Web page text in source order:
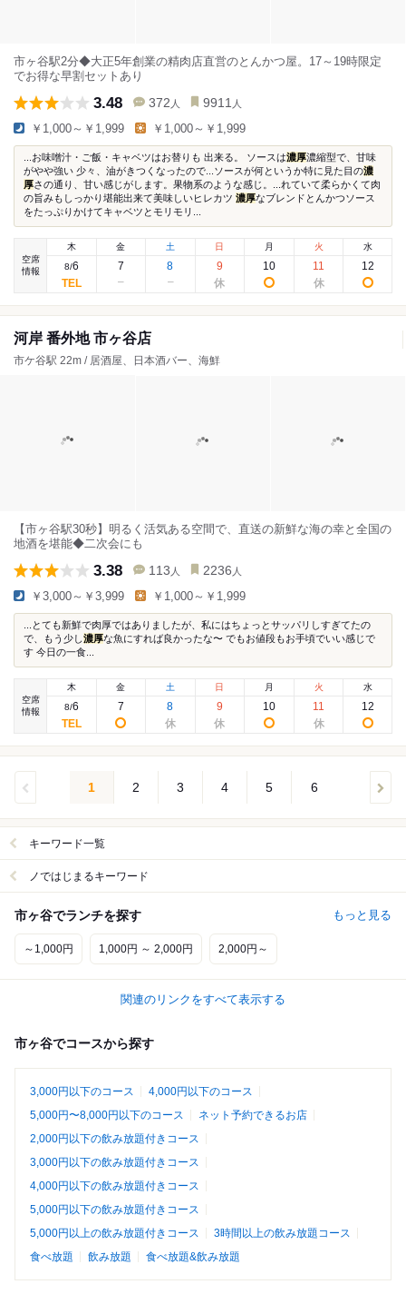
市ヶ谷駅2分◆大正5年創業の精肉店直営のとんかつ屋。17～19時限定
でお得な早割セットあり
3.48 372 人 9911 人
￥1,000～￥1,999 ￥1,000～￥1,999
...お味噌汁・ご飯・キャベツはお替りも 出来る。 ソースは濃厚濃縮型で、甘味
がやや強い 少々、油がきつくなったので...ソースが何というか特に見た目の濃
厚さの通り、甘い感じがします。果物系のような感じ。...れていて柔らかくて肉
の旨みもしっかり堪能出来て美味しいヒレカツ 濃厚なブレンドとんかつソース
をたっぷりかけてキャベツとモリモリ...
空席
情報
木
8/6
金
7
土
8
日
9
月
10
火
11
水
12
河岸 番外地 市ヶ谷店
市ケ谷駅 22m / 居酒屋、日本酒バー、海鮮
【市ヶ谷駅30秒】明るく活気ある空間で、直送の新鮮な海の幸と全国の
地酒を堪能◆二次会にも
3.38 113 人 2236 人
￥3,000～￥3,999 ￥1,000～￥1,999
...とても新鮮で肉厚ではありましたが、私にはちょっとサッパリしすぎてたの
で、もう少し濃厚な魚にすれば良かったな〜 でもお値段もお手頃でいい感じで
す 今日の一食...
空席
情報
木
8/6
金
7
土
8
日
9
月
10
火
11
水
12
1 2 3 4 5 6
キーワード一覧
ノではじまるキーワード
市ヶ谷でランチを探す もっと見る
～1,000円 1,000円 ～ 2,000円 2,000円～
関連のリンクをすべて表示する
市ヶ谷でコースから探す
3,000円以下のコース
4,000円以下のコース
5,000円〜8,000円以下のコース
ネット予約できるお店
2,000円以下の飲み放題付きコース
3,000円以下の飲み放題付きコース
4,000円以下の飲み放題付きコース
5,000円以下の飲み放題付きコース
5,000円以上の飲み放題付きコース
3時間以上の飲み放題コース
食べ放題
飲み放題 食べ放題&飲み放題